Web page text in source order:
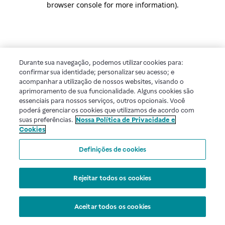
browser console for more information).
Durante sua navegação, podemos utilizar cookies para:
confirmar sua identidade; personalizar seu acesso; e
acompanhar a utilização de nossos websites, visando o
aprimoramento de sua funcionalidade. Alguns cookies são
essenciais para nossos serviços, outros opcionais. Você
poderá gerenciar os cookies que utilizamos de acordo com
suas preferências. Nossa Política de Privacidade e
Cookies
Definições de cookies
Rejeitar todos os cookies
Aceitar todos os cookies